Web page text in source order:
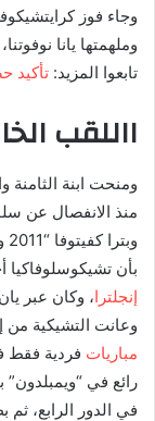
وملهمتها يانا نوفوتنا، التي
تابعوا المزيد: تأكيد
االلقب
ومنحت ابنة الثامنة
بأن
إنجلترا، وكان عبر
وعانت التشيكية من
مباريات فردية فقط
رائع في “ويمبلدون”
في الدور الرابع، ثم